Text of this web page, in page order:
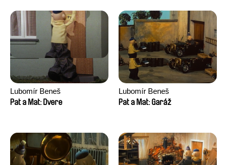
Lubomír Beneš
Pat a Mat: Dvere
Lubomír Beneš
Pat a Mat: Garáž